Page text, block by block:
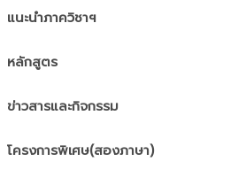
แนะนำภาควิชาฯ
หลักสูตร
ข่าวสารและกิจกรรม
โครงการพิเศษ(สองภาษา)